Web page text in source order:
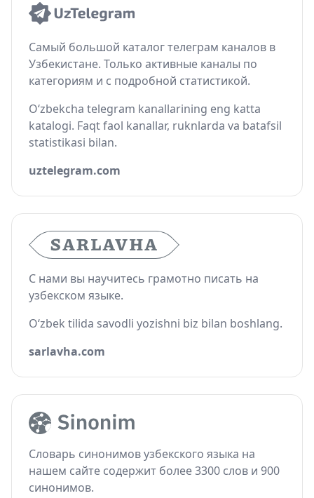
Самый большой каталог телеграм каналов в
Узбекистане. Только активные каналы по
категориям и с подробной статистикой.
O‘zbekcha telegram kanallarining eng katta
katalogi. Faqt faol kanallar, ruknlarda va batafsil
statistikasi bilan.
uztelegram.com
С нами вы научитесь грамотно писать на
узбекском языке.
O‘zbek tilida savodli yozishni biz bilan boshlang.
sarlavha.com
Словарь синонимов узбекского языка на
нашем сайте содержит более 3300 слов и 900
синонимов.